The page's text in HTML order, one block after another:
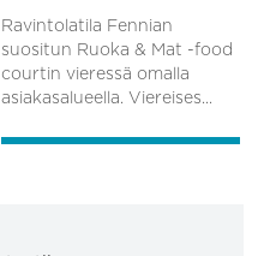
Ravintolatila Fennian
suositun Ruoka & Mat -food
courtin vieressä omalla
asiakasalueella. Viereises...